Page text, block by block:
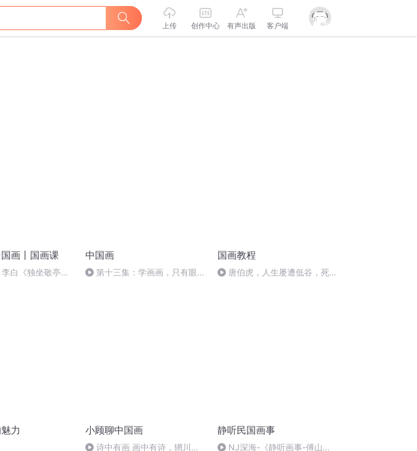
上传 创作中心 有声出版 客户端
画丨国画课
李白《独坐敬亭
中国画
第十三集：学画画，只有眼高
国画教程
唐伯虎，人生屡遭低谷，死后
力 小顾聊中国画
诗中有画 画中有诗，辋川图
静听民国画事
NJ深海-《静听画事-傅山》